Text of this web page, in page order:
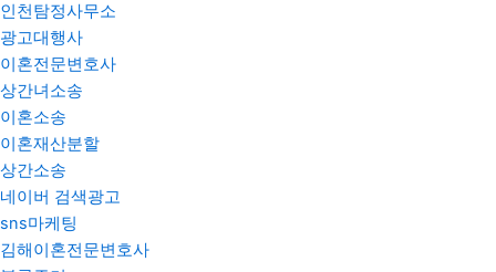
인천탐정사무소
광고대행사
이혼전문변호사
상간녀소송
이혼소송
이혼재산분할
상간소송
네이버 검색광고
sns마케팅
김해이혼전문변호사